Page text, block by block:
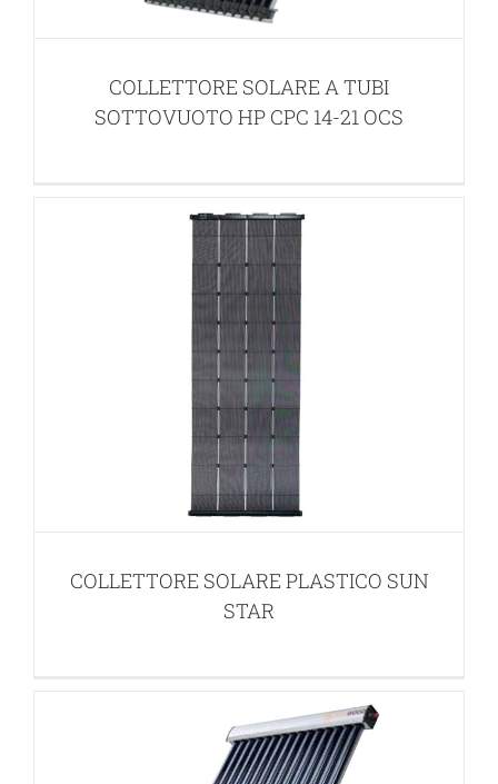
COLLETTORE SOLARE A TUBI
SOTTOVUOTO HP CPC 14-21 OCS
COLLETTORE SOLARE PLASTICO SUN
PANNELLI SOLARI
COLLETTORE SOLARE PLASTICO SUN
STAR
COLLETTORE SOLARE A TUBI
PANNELLI SOLARI